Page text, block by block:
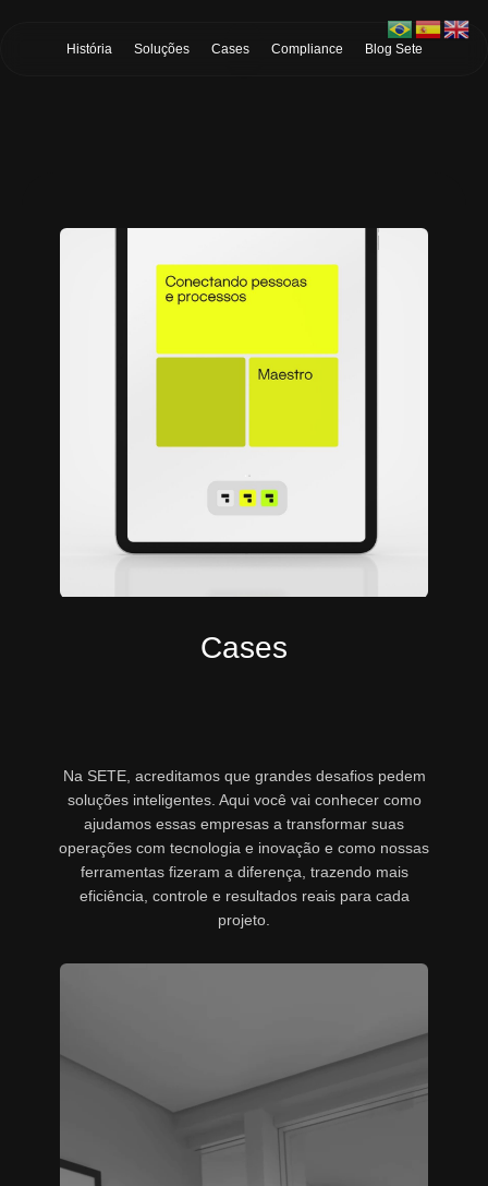
História Soluções Cases Compliance Blog Sete
Cases
Na SETE, acreditamos que grandes desafios pedem
soluções inteligentes. Aqui você vai conhecer como
ajudamos essas empresas a transformar suas
operações com tecnologia e inovação e como nossas
ferramentas fizeram a diferença, trazendo mais
eficiência, controle e resultados reais para cada
projeto.